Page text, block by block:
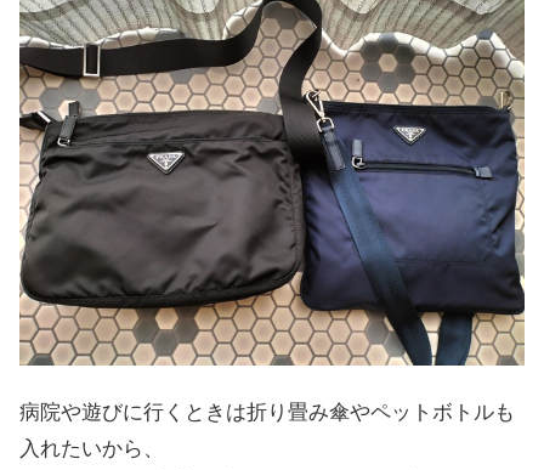
病院や遊びに行くときは折り畳み傘やペットボトルも
入れたいから、